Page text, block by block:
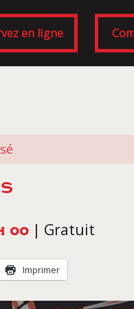
en ligne
00 | Gratuit
Imprimer